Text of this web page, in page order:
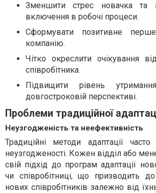
Зменшити стрес новачка та
включення в робочі процеси.
Сформувати позитивне
компанію.
Чітко окреслити очікування
співробітника.
Підвищити рівень
довгостроковій перспективі.
Проблеми традиційної
Неузгодженість та неефективність
Традиційні методи адаптації
неузгодженості. Кожен відділ або
свій підхід до програм адаптації
чи співробітниці, що призводить
нових співробітників залежно від